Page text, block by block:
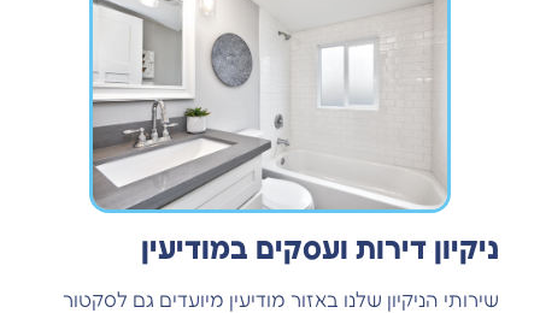
ניקיון דירות ועסקים במודיעין
שירותי הניקיון שלנו באזור מודיעין מיועדים גם לסקטור